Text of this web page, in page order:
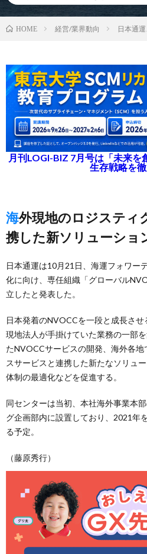
HOME 経営/業界動向 日本通
月刊LOGI-BIZ 7月号は「未来を
生存戦略を
海外現地のロジスティクスサービスと連
携した新ソリューショ
日本通運は10月21日、海運フォワー
化に向け、専任組織「グローバル
立したと発表した。
日本発着のNVOCCを一段と成長さ
現地法人が手掛けていた業務の一部
たNVOCCサービスの開発、海外各
スサービスと連携した新たなソリュ
体制の最適化などを促進する。
同センターは当初、本社海外事業本
グ企画部内に設置しており、2021年
る予定。
（藤原秀行）